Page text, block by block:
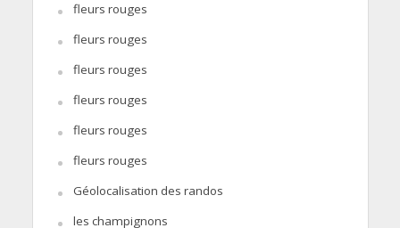
fleurs rouges
fleurs rouges
fleurs rouges
fleurs rouges
fleurs rouges
fleurs rouges
Géolocalisation des randos
les champignons